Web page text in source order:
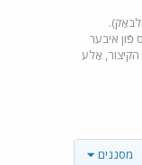
פֿון איבער
הקיצור, אַלע
מסננים